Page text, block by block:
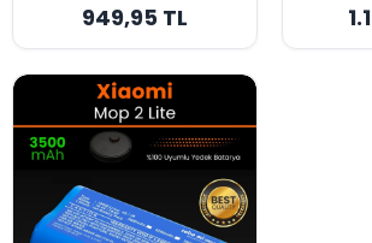
Süpürge Bataryası -
Orijinal Kapasite
949,95 TL